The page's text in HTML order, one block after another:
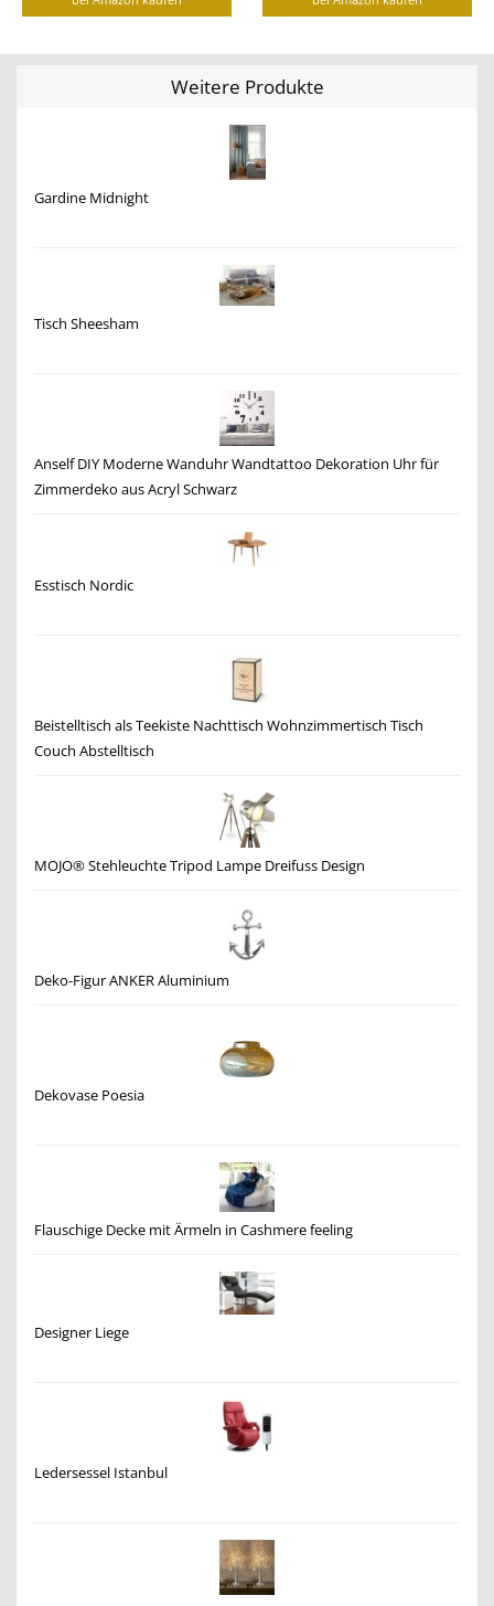
Weitere Produkte
Gardine Midnight
Tisch Sheesham
Anself DIY Moderne Wanduhr Wandtattoo Dekoration Uhr für
Zimmerdeko aus Acryl Schwarz
Esstisch Nordic
Beistelltisch als Teekiste Nachttisch Wohnzimmertisch Tisch
Couch Abstelltisch
MOJO® Stehleuchte Tripod Lampe Dreifuss Design
Deko-Figur ANKER Aluminium
Dekovase Poesia
Flauschige Decke mit Ärmeln in Cashmere feeling
Designer Liege
Ledersessel Istanbul